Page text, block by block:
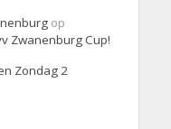
op
Zwanenburg Cup!
Zondag 2